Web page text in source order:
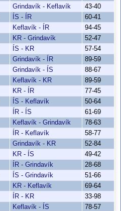
Grindavík - Keflavík
43-40
ÍS - ÍR
60-41
Keflavík - ÍR
94-45
KR - Grindavík
52-47
ÍS - KR
57-54
Grindavík - ÍR
89-59
Grindavík - ÍS
88-67
Keflavík - KR
89-59
KR - ÍR
77-45
ÍS - Keflavík
50-64
ÍR - ÍS
61-69
Keflavík - Grindavík
78-63
ÍR - Keflavík
58-77
Grindavík - KR
52-84
KR - ÍS
49-42
ÍR - Grindavík
28-68
ÍS - Grindavík
51-66
KR - Keflavík
69-64
ÍR - KR
33-98
Keflavík - ÍS
78-57